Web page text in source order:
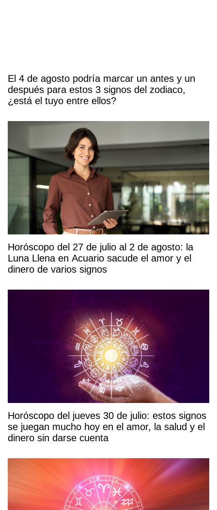
El 4 de agosto podría marcar un antes y un
después para estos 3 signos del zodiaco,
¿está el tuyo entre ellos?
Horóscopo del 27 de julio al 2 de agosto: la
Luna Llena en Acuario sacude el amor y el
dinero de varios signos
Horóscopo del jueves 30 de julio: estos signos
se juegan mucho hoy en el amor, la salud y el
dinero sin darse cuenta